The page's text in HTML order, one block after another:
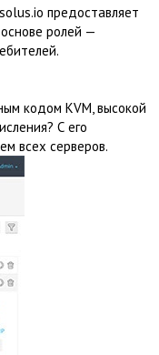
предоставляет
ролей —
кодом KVM, высокой
С его
всех серверов.